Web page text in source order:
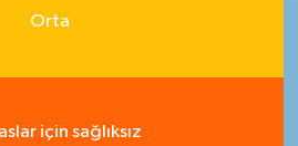
Orta
için sağlıksız